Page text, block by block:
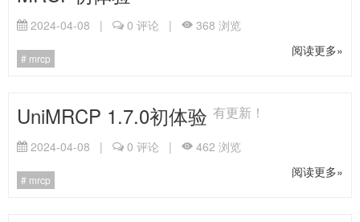
2024-04-08 | 0 评论 | 368 浏览
mrcp
阅读更多»
UniMRCP 1.7.0初体验 有更新！
2024-04-08 | 0 评论 | 462 浏览
mrcp
阅读更多»